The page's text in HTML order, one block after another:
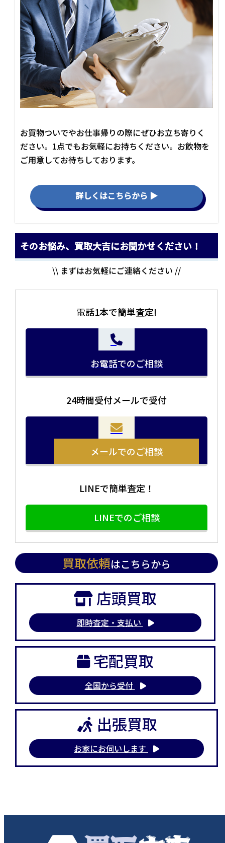
お買物ついでやお仕事帰りの際にぜひお立ち寄りく
ださい。1点でもお気軽にお持ちください。お飲物を
ご用意してお待ちしております。
詳しくはこちらから ▶
お品物をつめて送るだけで査定が可能です。時間が無い
方や、荷物が多い方へオススメです。
当店の査定員がご自宅に伺いその場で査定を致します。
まとめて売りたい！価値がわからなく売れるかわからな
そのお悩み、買取大吉にお聞かせください！
\\ まずはお気軽にご連絡ください //
電話1本で簡単査定!
お電話でのご相談
24時間受付メールで受付
メールでのご相談
LINEで簡単査定！
LINEでのご相談
買取依頼はこちらから
店頭買取
即時査定・支払い
宅配買取
全国から受付
出張買取
お家にお伺いします